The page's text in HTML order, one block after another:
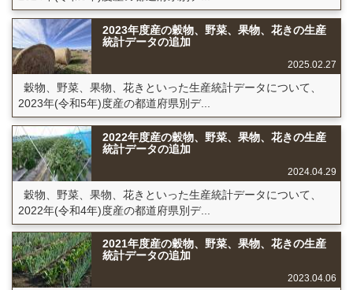
2023年度産の穀物、野菜、果物、花きの生産
統計データの追加
2025.02.27
穀物、野菜、果物、花きといった生産統計データについて、
2023年(令和5年)度産の都道府県別デ...
2022年度産の穀物、野菜、果物、花きの生産
統計データの追加
2024.04.29
穀物、野菜、果物、花きといった生産統計データについて、
2022年(令和4年)度産の都道府県別デ...
2021年度産の穀物、野菜、果物、花きの生産
統計データの追加
2023.04.06